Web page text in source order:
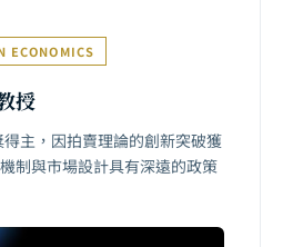
ECONOMICS
授
主，因拍賣理論的創新突破獲
制與市場設計具有深遠的政策